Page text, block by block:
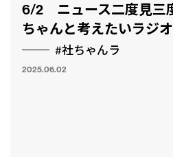
6/2 ニュース二度見三
ちゃんと考えたいラジ
#社ちゃんラ
2025.06.02